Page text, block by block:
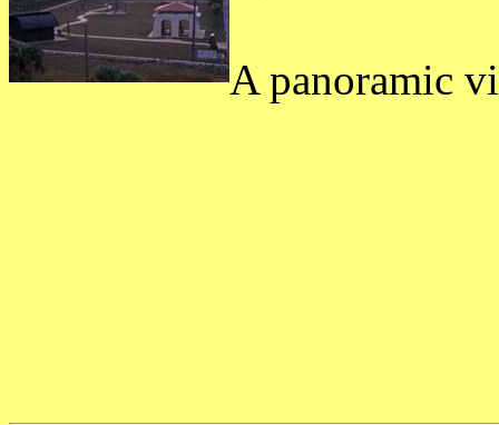
A panoramic